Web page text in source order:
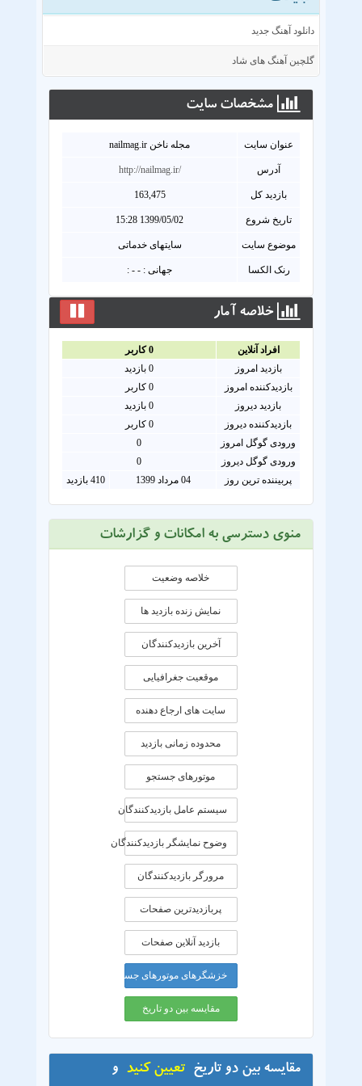
دانلود آهنگ جدید
گلچین آهنگ های شاد
مشخصات سايت
عنوان سايت مجله ناخن nailmag.ir
آدرس http://nailmag.ir/
بازدید کل 163,475
تاریخ شروع 1399/05/02 15:28
موضوع سایت سایتهای خدماتی
رنک الکسا جهانی : - - :
خلاصه آمار
افراد آنلاين 0کاربر
بازدید امروز
0بازدید
بازدیدکننده امروز
0 کاربر
بازدید دیروز
0 بازدید
بازدیدکننده دیروز
0 کاربر
ورودی گوگل امروز
0
ورودی گوگل دیروز
0
پربیننده ترین روز
04 مرداد 1399 410 بازدید
منوی دسترسی به امکانات و گزارشات
خلاصه وضعیت
نمایش زنده بازدید ها
آخرین بازدیدکنندگان
موقعيت جغرافيايی
سایت های ارجاع دهنده
محدوده زمانی بازديد
موتورهای جستجو
سیستم عامل بازدیدکنندگان
وضوح نمایشگر بازدیدکنندگان
مرورگر بازدیدکنندگان
پربازدیدترین صفحات
بازدید آنلاین صفحات
خزشگرهای موتورهای جستجو
مقایسه بین دو تاریخ
مقایسه بین دو تاریخ تعیین کنید و